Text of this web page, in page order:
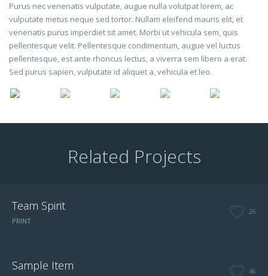
Purus nec venenatis vulputate, augue nulla volutpat lorem, ac
vulputate metus neque sed tortor. Nullam eleifend mauris elit, et
venenatis purus imperdiet sit amet. Morbi ut vehicula sem, quis
pellentesque velit. Pellentesque condimentum, augue vel luctus
pellentesque, est ante rhoncus lectus, a viverra sem libero a erat.
Sed purus sapien, vulputate id aliquet a, vehicula et leo.
Related Projects
Team Spirit
PRINT
26
Sample Item 46